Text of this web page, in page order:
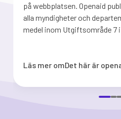
på webbplatsen. Openaid
alla myndigheter och
medel inom Utgiftsområde 7
Läs mer omDet här är